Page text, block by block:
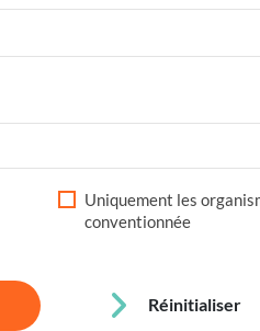
Uniquement les
conventionnée
Réinitialiser